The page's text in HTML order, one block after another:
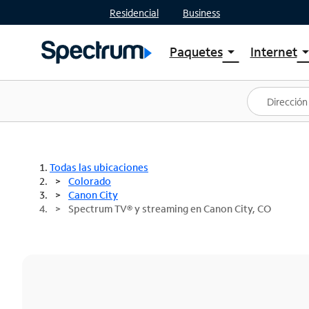
Residencial Business
Paquetesarrow_drop_down
Ver paquetes
Spectrum One
Mejores ofertas
Internetarrow_drop_down
Planes
Todas las ubicaciones
Colorado
Canon City
Spectrum TV® y streaming en Canon City, CO